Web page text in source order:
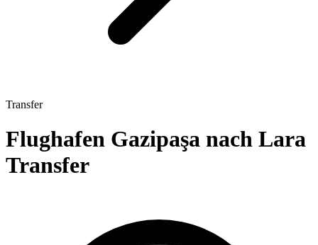
Transfer
Flughafen Gazipaşa nach Lara
Transfer